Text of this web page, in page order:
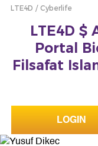
Loading...
LTE4D Cyberlife
LTE4D $
Portal
Filsafat
LOGIN